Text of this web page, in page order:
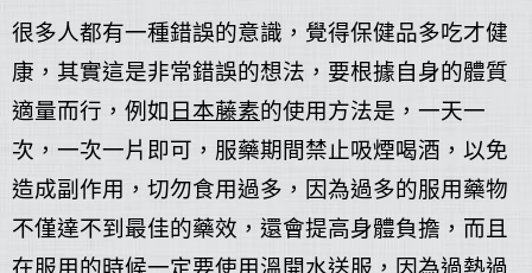
很多人都有一種錯誤的意識，覺得保健品多吃才健
康，其實這是非常錯誤的想法，要根據自身的體質
適量而行，例如 日本藤素的使用方法是，一天一
次，一次一片即可，服藥期間禁止吸煙喝酒，以免
造成副作用，切勿食用過多，因為過多的服用藥物
不僅達不到最佳的藥效，還會提高身體負擔，而且